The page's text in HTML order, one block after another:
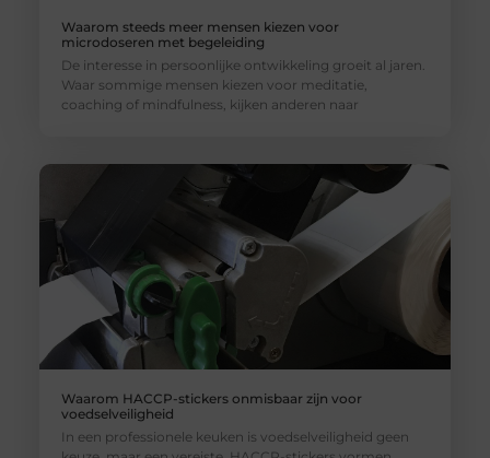
Waarom steeds meer mensen kiezen voor
microdoseren met begeleiding
De interesse in persoonlijke ontwikkeling groeit al jaren.
Waar sommige mensen kiezen voor meditatie,
coaching of mindfulness, kijken anderen naar
Waarom HACCP-stickers onmisbaar zijn voor
voedselveiligheid
In een professionele keuken is voedselveiligheid geen